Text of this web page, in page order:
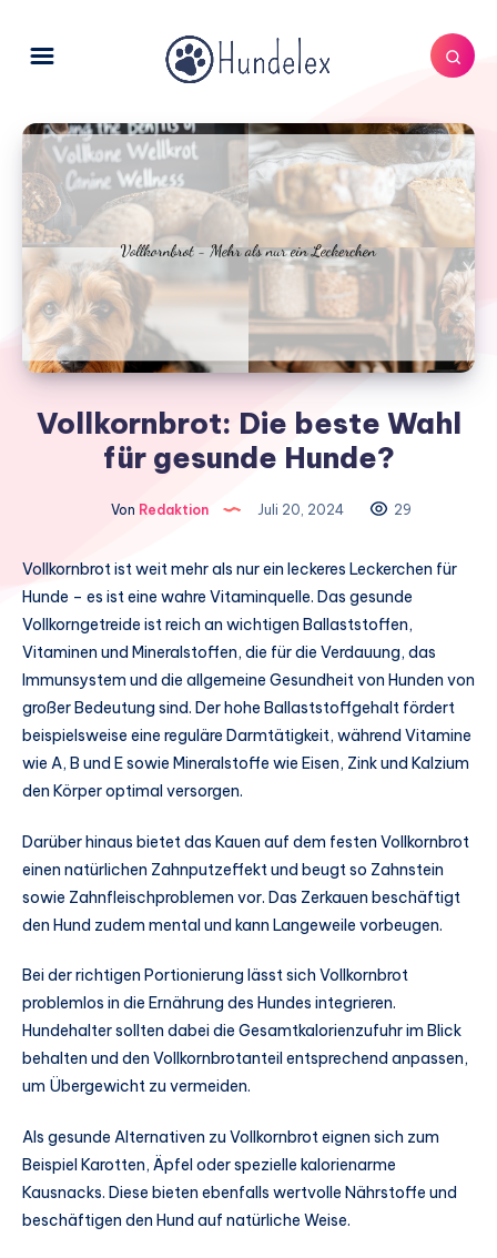
Vollkornbrot: Die beste Wahl
für gesunde Hunde?
Von Redaktion Juli 20, 2024 29
Vollkornbrot ist weit mehr als nur ein leckeres Leckerchen für
Hunde – es ist eine wahre Vitaminquelle. Das gesunde
Vollkorngetreide ist reich an wichtigen Ballaststoffen,
Vitaminen und Mineralstoffen, die für die Verdauung, das
Immunsystem und die allgemeine Gesundheit von Hunden von
großer Bedeutung sind. Der hohe Ballaststoffgehalt fördert
beispielsweise eine reguläre Darmtätigkeit, während Vitamine
wie A, B und E sowie Mineralstoffe wie Eisen, Zink und Kalzium
den Körper optimal versorgen.
Darüber hinaus bietet das Kauen auf dem festen Vollkornbrot
einen natürlichen Zahnputzeffekt und beugt so Zahnstein
sowie Zahnfleischproblemen vor. Das Zerkauen beschäftigt
den Hund zudem mental und kann Langeweile vorbeugen.
Bei der richtigen Portionierung lässt sich Vollkornbrot
problemlos in die Ernährung des Hundes integrieren.
Hundehalter sollten dabei die Gesamtkalorienzufuhr im Blick
behalten und den Vollkornbrotanteil entsprechend anpassen,
um Übergewicht zu vermeiden.
Als gesunde Alternativen zu Vollkornbrot eignen sich zum
Beispiel Karotten, Äpfel oder spezielle kalorienarme
Kausnacks. Diese bieten ebenfalls wertvolle Nährstoffe und
beschäftigen den Hund auf natürliche Weise.